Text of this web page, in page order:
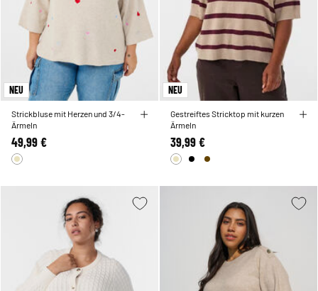
NEU
Strickbluse mit Herzen und 3/4-
Ärmeln
49,99 €
NEU
Gestreiftes Stricktop mit kurzen
Ärmeln
39,99 €